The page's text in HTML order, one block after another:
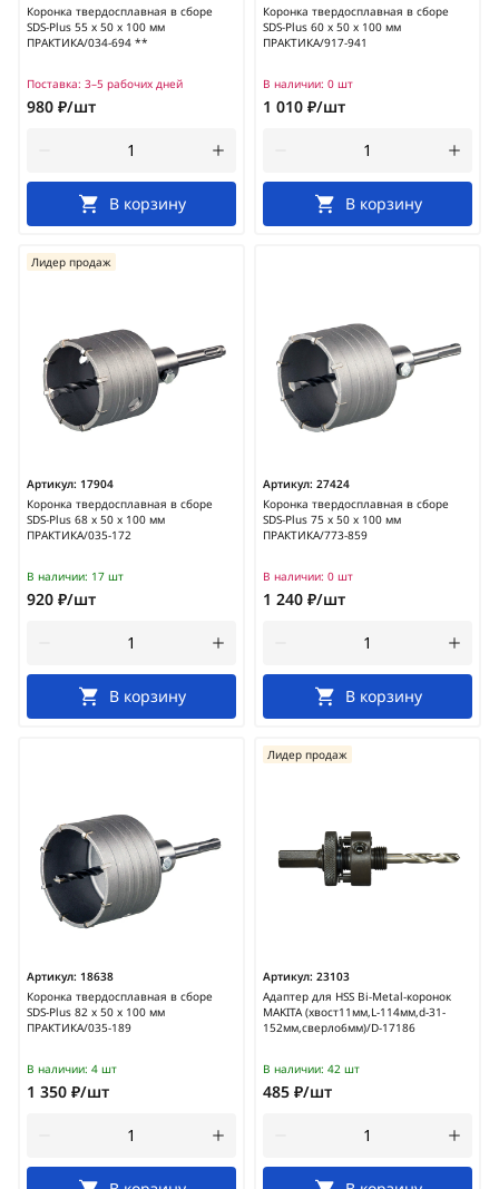
Коронка твердосплавная в сборе
SDS-Plus 55 х 50 х 100 мм
ПРАКТИКА/034-694 **
Поставка: 3–5 рабочих дней
980 ₽/шт
В корзину
Коронка твердосплавная в сборе
SDS-Plus 60 х 50 х 100 мм
ПРАКТИКА/917-941
В наличии: 0 шт
1 010 ₽/шт
В корзину
Артикул: 17904
Коронка твердосплавная в сборе
SDS-Plus 68 х 50 х 100 мм
ПРАКТИКА/035-172
Лидер продаж
В наличии: 17 шт
920 ₽/шт
В корзину
Артикул: 27424
Коронка твердосплавная в сборе
SDS-Plus 75 х 50 х 100 мм
ПРАКТИКА/773-859
В наличии: 0 шт
1 240 ₽/шт
В корзину
Артикул: 18638
Коронка твердосплавная в сборе
SDS-Plus 82 х 50 х 100 мм
ПРАКТИКА/035-189
В наличии: 4 шт
1 350 ₽/шт
Артикул: 23103
Адаптер для HSS Bi-Metal-коронок
MAKITA (хвост11мм,L-114мм,d-31-
152мм,сверло6мм)/D-17186
Лидер продаж
В наличии: 42 шт
485 ₽/шт